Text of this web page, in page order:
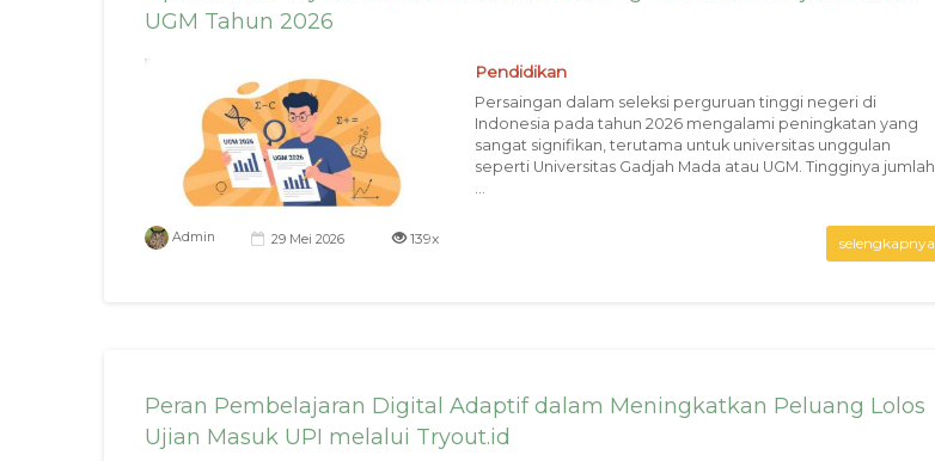
UGM Tahun 2026
Pendidikan
Persaingan dalam seleksi perguruan tinggi negeri di
Indonesia pada tahun 2026 mengalami peningkatan yang
sangat signifikan, terutama untuk universitas unggulan
seperti Universitas Gadjah Mada atau UGM. Tingginya jumlah
Admin 29 Mei 2026 139x selengkapnya
Peran Pembelajaran Digital Adaptif dalam Meningkatkan Peluang Lolos
Ujian Masuk UPI melalui Tryout.id